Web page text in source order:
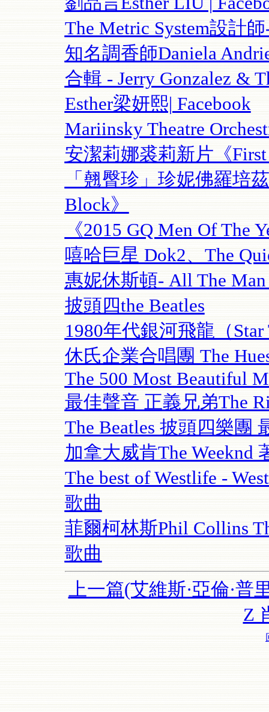
The Metric System設計
知名調香師Daniela
合輯 - Jerry Gonzalez &
Esther梁妍熙| Facebook
Mariinsky Theatre
安潔莉娜裘莉新片《
「翹臀珍」珍妮佛羅培
Block》
《2015 GQ Men Of The
嘻哈巨星 Dok2、The
惠妮休斯頓- All The
披頭四the Beatles
1980年代銀河飛龍（Star
休氏企業合唱團 The
The 500 Most Beautiful
最佳聲音 正義兄弟The
The Beatles 披頭四樂團
加拿大威肯The Weeknd
The best of Westlife -
歌曲
菲爾柯林斯Phil Collins
歌曲
上一篇(艾維斯·亞倫·普
Z